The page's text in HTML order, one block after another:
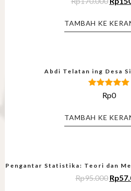
TAMBAH KE
Abdi Telatan ing Desa
Dinilai
5.00
Rp0
TAMBAH KE
Pengantar Statistika: Teori dan
Rp95.000 Rp